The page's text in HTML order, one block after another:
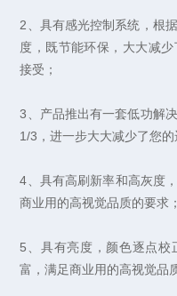
2、具有感光控制系统，根
度，既节能环保，大大减
接受；
3、产品推出有一套低功解
1/3，进一步大大减少了您的
4、具有高刷新率和高灰度
商业用的高视觉品质的要求；
5、具有亮度，颜色逐点校
富，满足商业用的高视觉品